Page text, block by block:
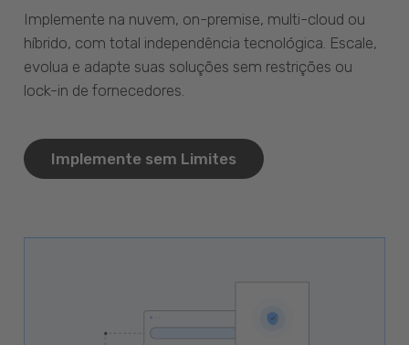
Implemente na nuvem, on-premise, multi-cloud ou
híbrido, com total independência tecnológica. Escale,
evolua e adapte suas soluções sem restrições ou
lock-in de fornecedores.
Implemente sem Limites